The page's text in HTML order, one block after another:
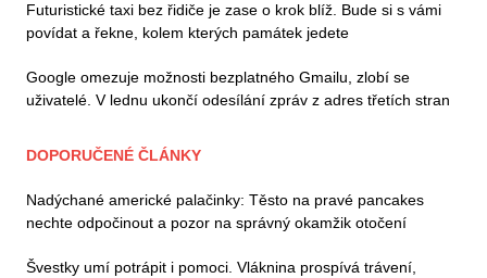
Futuristické taxi bez řidiče je zase o krok blíž. Bude si s vámi
povídat a řekne, kolem kterých památek jedete
Google omezuje možnosti bezplatného Gmailu, zlobí se
uživatelé. V lednu ukončí odesílání zpráv z adres třetích stran
DOPORUČENÉ ČLÁNKY
Nadýchané americké palačinky: Těsto na pravé pancakes
nechte odpočinout a pozor na správný okamžik otočení
Švestky umí potrápit i pomoci. Vláknina prospívá trávení,